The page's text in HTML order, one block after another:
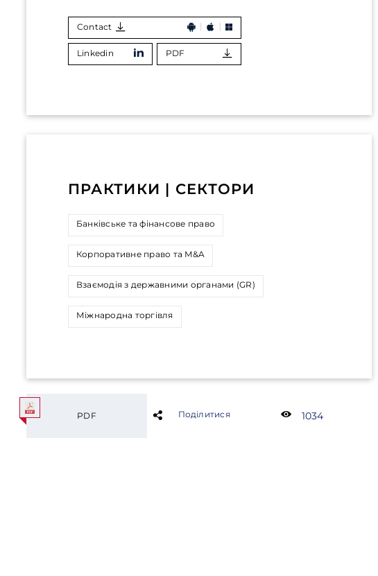
Contact
Linkedin PDF
ПРАКТИКИ | СЕКТОРИ
Банківське та фінансове право
Корпоративне право та M&A
Взаємодія з державними органами (GR)
Міжнародна торгівля
PDF Поділитися 1034